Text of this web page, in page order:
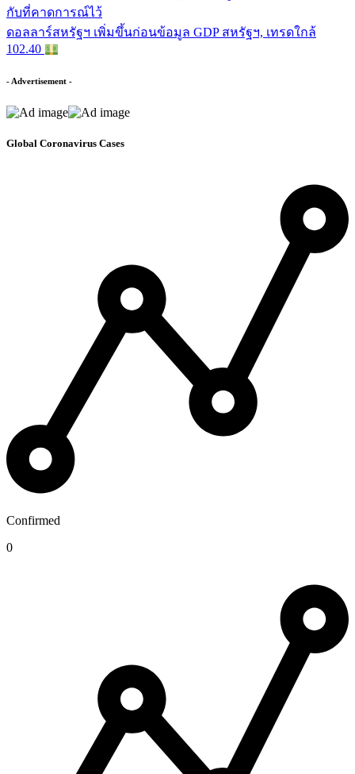
กับที่คาดการณ์ไว้
ดอลลาร์สหรัฐฯ เพิ่มขึ้นก่อนข้อมูล GDP สหรัฐฯ, เทรดใกล้
102.40
- Advertisement -
Global Coronavirus Cases
Confirmed
0